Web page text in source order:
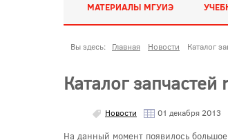
МАТЕРИАЛЫ МГУИЭ
Вы здесь: Главная Новости Каталог
Каталог запчастей
Новости 01 декабря 2013
На данный момент появилось